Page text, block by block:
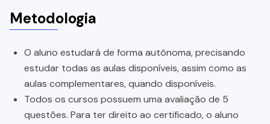
Metodologia
O aluno estudará de forma autônoma, precisando
estudar todas as aulas disponíveis, assim como as
aulas complementares, quando disponíveis.
Todos os cursos possuem uma avaliação de 5
questões. Para ter direito ao certificado, o aluno